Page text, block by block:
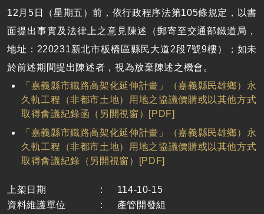
12 月 5 日（星期五）前，依行政程序法第105條規定，以書
面提出事實及法律上之意見陳述（郵寄至交通部鐵道局，
地址： 220231新北市板橋區縣民大道2段7號9樓）；如未
於前述期間提出陳述者，視為放棄陳述之機會。
「嘉義縣市鐵路高架化延伸計畫」（嘉義縣民雄鄉）永
久軌工程（非都市土地）用地之協議價購或以其他方式
取得會議紀錄函（另開視窗）[PDF]
「嘉義縣市鐵路高架化延伸計畫」（嘉義縣民雄鄉）永
久軌工程（非都市土地）用地之協議價購或以其他方式
取得會議紀錄（另開視窗）[PDF]
上架日期 :
114-10-15
資料維護單位
:
產管開發組